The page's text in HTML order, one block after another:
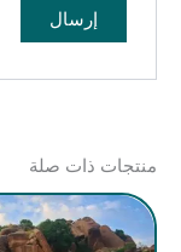
منتجات ذات صلة